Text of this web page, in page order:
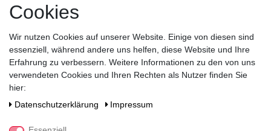
Mandelsirup, 2% Zucker, Aroma (enthält Mandel)
Shatler's GmbH, Havelchaussee 161, 14055 Berlin
Cookies
Wir nutzen Cookies auf unserer Website. Einige von diesen sind
essenziell, während andere uns helfen, diese Website und Ihre
Erfahrung zu verbessern. Weitere Informationen zu den von uns
verwendeten Cookies und Ihren Rechten als Nutzer finden Sie
hier:
Daten­schutz­erklärung
Impressum